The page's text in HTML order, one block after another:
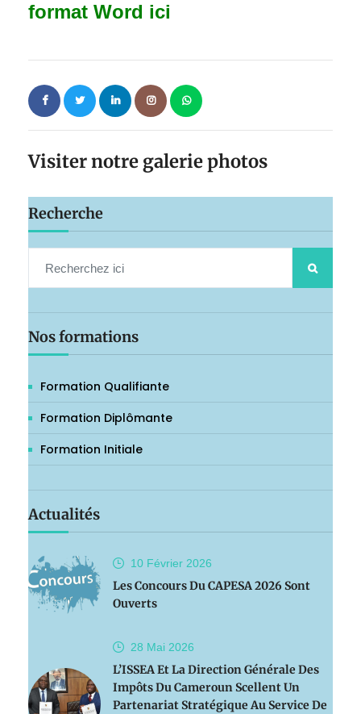
format Word ici
Visiter notre galerie photos
Recherche
Nos formations
Formation Qualifiante
Formation Diplômante
Formation Initiale
Actualités
10 Février 2026
Les Concours Du CAPESA 2026 Sont
Ouverts
28 Mai 2026
L’ISSEA Et La Direction Générale Des
Impôts Du Cameroun Scellent Un
Partenariat Stratégique Au Service De